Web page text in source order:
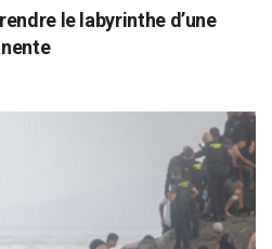
le labyrinthe d’une